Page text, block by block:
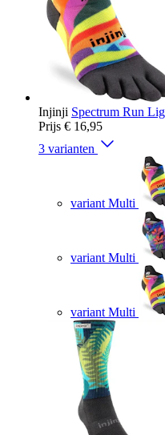
Injinji Spectrum Run
Prijs € 16,95
3 varianten
variant Multi
variant Multi
variant Multi